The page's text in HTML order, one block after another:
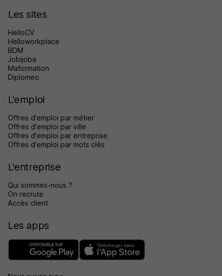
Les sites
HelloCV
Helloworkplace
BDM
Jobijoba
Maformation
Diplomeo
L'emploi
Offres d'emploi par métier
Offres d'emploi par ville
Offres d'emploi par entreprise
Offres d'emploi par mots clés
L'entreprise
Qui sommes-nous ?
On recrute
Accès client
Les apps